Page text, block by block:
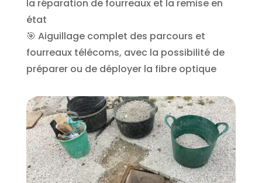
la réparation de fourreaux et la remise en
état
🎯 Aiguillage complet des parcours et
fourreaux télécoms, avec la possibilité de
préparer ou de déployer la fibre optique